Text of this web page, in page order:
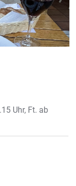
Uhr, Ft. ab